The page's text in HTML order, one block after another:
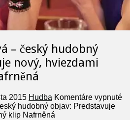
– český hudobný
nový, hviezdami
2015 Hudba Komentáre vypnuté
hudobný objav: Predstavuje
klip Nafrněná